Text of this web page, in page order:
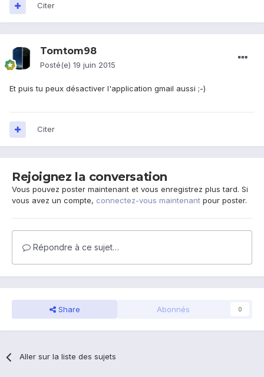
Citer
Tomtom98
Posté(e) 19 juin 2015
Et puis tu peux désactiver l'application gmail aussi ;-)
Citer
Rejoignez la conversation
Vous pouvez poster maintenant et vous enregistrez plus tard. Si
vous avez un compte, connectez-vous maintenant pour poster.
Répondre à ce sujet…
Share Abonnés 0
Aller sur la liste des sujets